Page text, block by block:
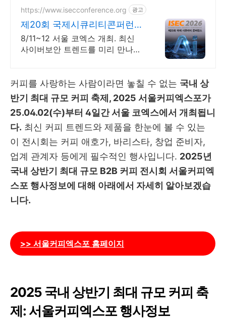
가진 전문성있는 기업
https://www.isecconference.org 광고
제20회 국제시큐리티콘퍼런스
ISEC 2026
8/11~12 서울 코엑스 개최. 최신
사이버보안 트렌드를 미리 만나보
커피를 사랑하는 사람이라면 놓칠 수 없는 국내 상
반기 최대 규모 커피 축제, 2025 서울커피엑스포가
25.04.02(수)부터 4일간 서울 코엑스에서 개최됩니
다. 최신 커피 트렌드와 제품을 한눈에 볼 수 있는
이 전시회는 커피 애호가, 바리스타, 창업 준비자,
업계 관계자 등에게 필수적인 행사입니다. 2025년
국내 상반기 최대 규모 B2B 커피 전시회 서울커피엑
스포 행사정보에 대해 아래에서 자세히 알아보겠습
니다.
>> 서울커피엑스포 홈페이지
2025 국내 상반기 최대 규모 커피 축
제: 서울커피엑스포 행사정보